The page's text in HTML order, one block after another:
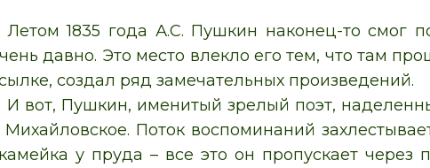
Летом 1835 года А.С. Пушкин наконец-то смог
давно. Это место влекло его тем, что там
создал ряд замечательных произведений.
И вот, Пушкин, именитый зрелый поэт,
Михайловское. Поток воспоминаний
у пруда – все это он пропускает